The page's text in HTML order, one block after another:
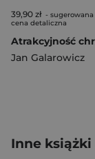
39,90 zł - sugerowana
cena detaliczna
Jan Galarowicz
Inne książki